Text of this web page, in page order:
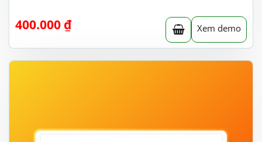
400.000 ₫ Xem demo